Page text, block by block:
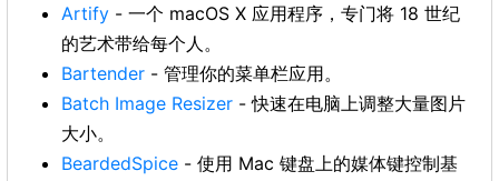
Artify - 一个 macOS X 应用程序，专门将 18 世纪
的艺术带给每个人。
Bartender - 管理你的菜单栏应用。
Batch Image Resizer - 快速在电脑上调整大量图片
大小。
BeardedSpice - 使用 Mac 键盘上的媒体键控制基